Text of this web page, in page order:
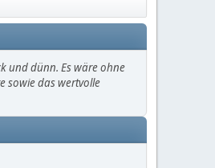
und dünn. Es wäre ohne
sowie das wertvolle